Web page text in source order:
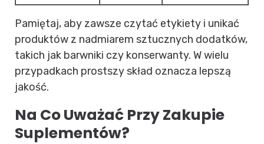
Pamiętaj, aby zawsze czytać etykiety i unikać
produktów z nadmiarem sztucznych dodatków,
takich jak barwniki czy konserwanty. W wielu
przypadkach prostszy skład oznacza lepszą
jakość.
Na Co Uważać Przy Zakupie
Suplementów?